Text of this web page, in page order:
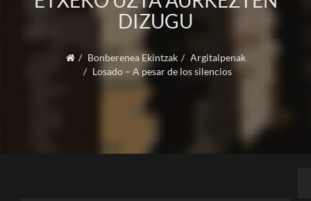
DIZUGU
Bonberenea Ekintzak
Argitalpenak
Losado – A pesar de los silencios